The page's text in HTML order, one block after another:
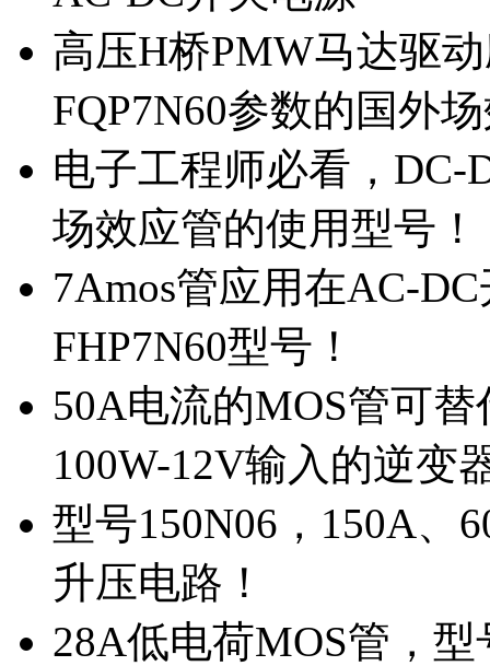
高压H桥PMW马达驱
FQP7N60参数的国外
电子工程师必看，DC-
场效应管的使用型号！
7Amos管应用在AC-
FHP7N60型号！
50A电流的MOS管可
100W-12V输入的逆变
型号150N06，150A、
升压电路！
28A低电荷MOS管，